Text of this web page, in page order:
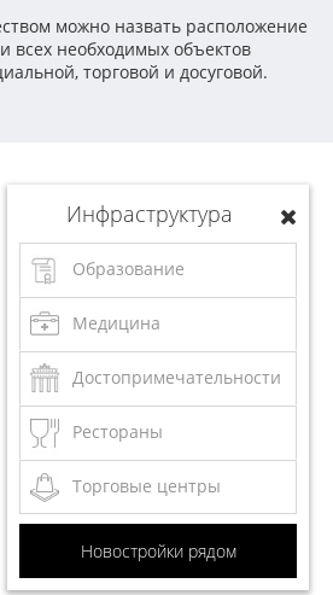
можно назвать расположение
всех необходимых объектов
торговой и досуговой.
Инфраструктура
Образование
Медицина
Достопримечательности
Рестораны
Торговые центры
Новостройки рядом